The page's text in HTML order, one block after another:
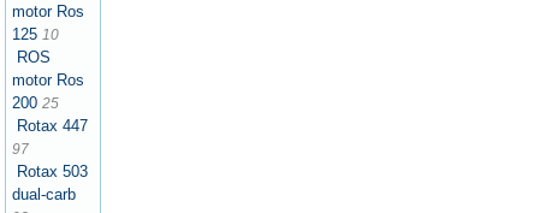
motor Ros
125 10
ROS
motor Ros
200 25
Rotax 447
97
Rotax 503
dual-carb